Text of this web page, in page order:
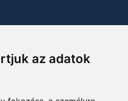
az adatok